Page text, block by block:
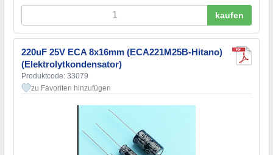
kaufen
220uF 25V ECA 8x16mm (ECA221M25B-Hitano)
(Elektrolytkondensator)
Produktcode: 33079
zu Favoriten hinzufügen